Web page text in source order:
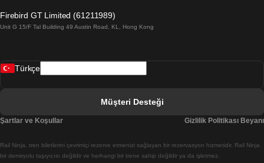
Belfast Dublin Treni
Budapeşte Viyana Treni
Firebird GT Limited (61211989)
Unit G 15/F Tal Building 49 Austin Road, KL, Hong Kong
Rail Ninja, tren biletlerini çevrimiçi rezerve etmenizi sağlayan bir rezervasyon hizmetidir. Rail Ninja
bir demiryolu taşıyıcısı değildir ve herhangi bir trene sahip değildir ya da işletmez.
Türkçe
Müşteri Desteği
Şartlar ve Koşullar Gizlilik Politikası Beyanı